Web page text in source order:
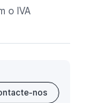
o IVA
nos